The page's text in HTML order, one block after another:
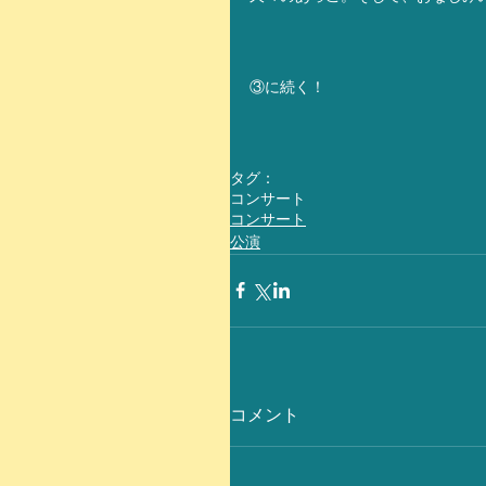
③に続く！
タグ：
コンサート
コンサート
公演
コメント